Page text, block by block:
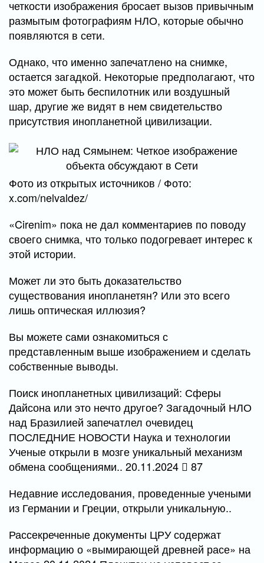
четкости изображения бросает вызов привычным
размытым фотографиям НЛО, которые обычно
появляются в сети.
Однако, что именно запечатлено на снимке,
остается загадкой. Некоторые предполагают, что
это может быть беспилотник или воздушный
шар, другие же видят в нем свидетельство
присутствия инопланетной цивилизации.
Фото из открытых источников / Фото:
x.com/nelvaldez/
«Cirenim» пока не дал комментариев по поводу
своего снимка, что только подогревает интерес к
этой истории.
Может ли это быть доказательство
существования инопланетян? Или это всего
лишь оптическая иллюзия?
Вы можете сами ознакомиться с
представленным выше изображением и сделать
собственные выводы.
Поиск инопланетных цивилизаций: Сферы
Дайсона или это нечто другое? Загадочный НЛО
над Бразилией запечатлел очевидец
ПОСЛЕДНИЕ НОВОСТИ Наука и технологии
Ученые открыли в мозге уникальный механизм
обмена сообщениями.. 20.11.2024
87
Недавние исследования, проведенные учеными
из Германии и Греции, открыли уникальную..
Рассекреченные документы ЦРУ содержат
информацию о «вымирающей древней расе» на